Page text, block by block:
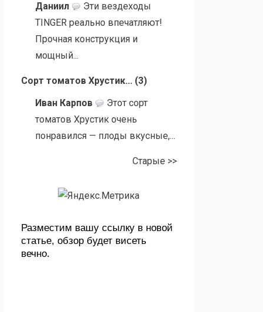
Даниил
Эти вездеходы
TINGER реально впечатляют!
Прочная конструкция и
мощный...
Сорт томатов Хрустик... (3)
Иван Карпов
Этот сорт
томатов Хрустик очень
понравился — плоды вкусные,...
Старые >>
Разместим вашу ссылку в новой
статье, обзор будет висеть
вечно.